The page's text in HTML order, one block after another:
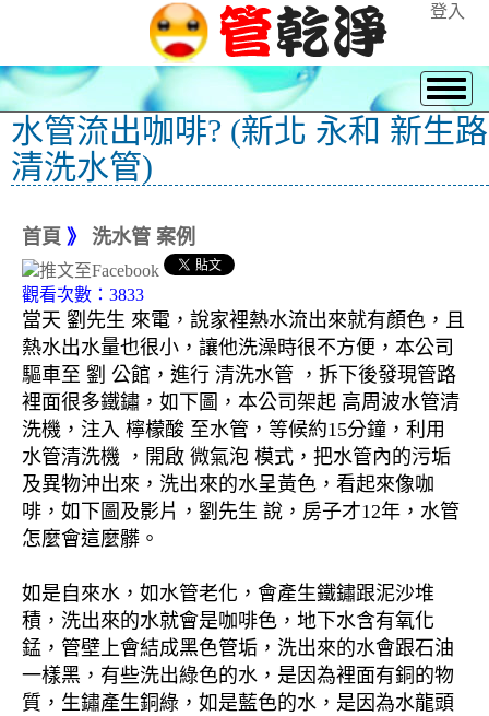
登入
水管流出咖啡? (新北 永和 新生路
清洗水管)
首頁 》 洗水管 案例
觀看次數：3833
當天 劉先生 來電，說家裡熱水流出來就有顏色，且
熱水出水量也很小，讓他洗澡時很不方便，本公司
驅車至 劉 公館，進行 清洗水管 ，拆下後發現管路
裡面很多鐵鏽，如下圖，本公司架起 高周波水管清
洗機，注入 檸檬酸 至水管，等候約15分鐘，利用
水管清洗機 ，開啟 微氣泡 模式，把水管內的污垢
及異物沖出來，洗出來的水呈黃色，看起來像咖
啡，如下圖及影片，劉先生 說，房子才12年，水管
怎麼會這麼髒。
如是自來水，如水管老化，會產生鐵鏽跟泥沙堆
積，洗出來的水就會是咖啡色，地下水含有氧化
錳，管壁上會結成黑色管垢，洗出來的水會跟石油
一樣黑，有些洗出綠色的水，是因為裡面有銅的物
質，生鏽產生銅綠，如是藍色的水，是因為水龍頭